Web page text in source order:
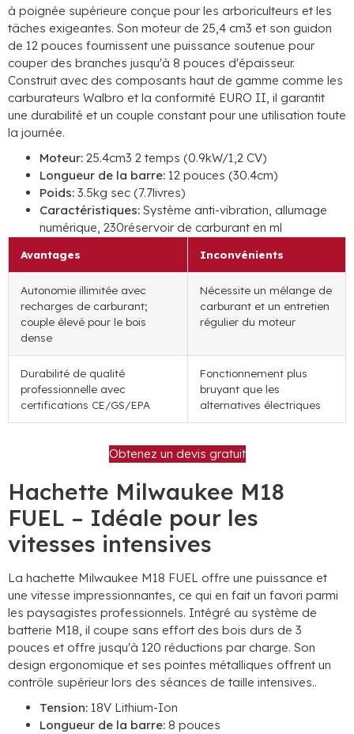
à poignée supérieure conçue pour les arboriculteurs et les
tâches exigeantes. Son moteur de 25,4 cm3 et son guidon
de 12 pouces fournissent une puissance soutenue pour
couper des branches jusqu'à 8 pouces d'épaisseur.
Construit avec des composants haut de gamme comme les
carburateurs Walbro et la conformité EURO II, il garantit
une durabilité et un couple constant pour une utilisation toute
la journée.
Moteur: 25.4cm3 2 temps (0.9kW/1,2 CV)
Longueur de la barre: 12 pouces (30.4cm)
Poids: 3.5kg sec (7.7livres)
Caractéristiques: Système anti-vibration, allumage
numérique, 230réservoir de carburant en ml
Avantages Inconvénients
Autonomie illimitée avec
recharges de carburant;
couple élevé pour le bois
dense
Nécessite un mélange de
carburant et un entretien
régulier du moteur
Durabilité de qualité
professionnelle avec
certifications CE/GS/EPA
Fonctionnement plus
bruyant que les
alternatives électriques
Obtenez un devis gratuit
Hachette Milwaukee M18
FUEL – Idéale pour les
vitesses intensives
La hachette Milwaukee M18 FUEL offre une puissance et
une vitesse impressionnantes, ce qui en fait un favori parmi
les paysagistes professionnels. Intégré au système de
batterie M18, il coupe sans effort des bois durs de 3
pouces et offre jusqu'à 120 réductions par charge. Son
design ergonomique et ses pointes métalliques offrent un
contrôle supérieur lors des séances de taille intensives..
Tension: 18V Lithium-Ion
Longueur de la barre: 8 pouces